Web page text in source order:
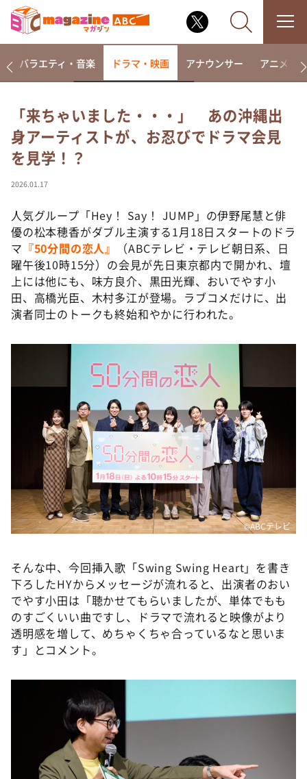
なるみ・岡村の過ぎるTV
相席食堂
これ余談なんですけど・・・
て真剣です
探偵！ナイトスクープ
news おかえり
河合＆A.B.C-Z塚田×福井アナ「なんでやねん！？」
（news おかえり）
DAIGOも台所 ～きょうの献立 何にする？～
朝だ！生です旅サラダ
教えて！ニュースライブ 正義のミカタ
ＬＩＦＥ～夢のカタチ～
新婚さんいらっしゃい！
ポツンと一軒家
ザキ山小屋本館
ぺこぱのまるスポ
アナ回覧板
バラエティ・音楽 ドラマ・映画 アナウンサー アニメ・
「来ちゃいました・・・」 あの沖縄出
身アーティストが、お忍びでドラマ会見
を見学！？
2026.01.17
人気グループ「Hey！ Say！ JUMP」の伊野尾慧と俳
優の松本穂香がダブル主演する1月18日スタートのドラ
マ 『50分間の恋人』
（ABCテレビ・テレビ朝日系、日
曜午後10時15分）の会見が先日東京都内で開かれ、壇
上には他にも、味方良介、黒田光輝、おいでやす小
田、高橋光臣、木村多江が登場。ラブコメだけに、出
演者同士のトークも終始和やかに行われた。
©️ABCテレビ
そんな中、今回挿入歌「Swing Swing Heart」を書き
下ろしたHYからメッセージが流れると、出演者のおい
でやす小田は「聴かせてもらいましたが、単体でもも
のすごくいい曲ですし、ドラマで流れると映像がより
透明感を増して、めちゃくちゃ合っているなと思いま
す」とコメント。